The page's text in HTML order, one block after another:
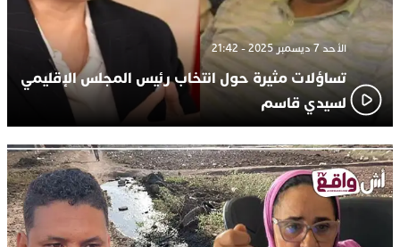
الأحد 7 ديسمبر 2025 - 21:42
تساؤلات مثيرة حول انتخاب رئيس المجلس الإقليمي
لسيدي قاسم